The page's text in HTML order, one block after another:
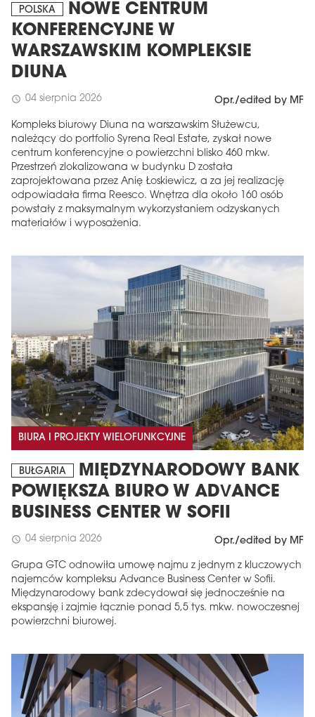
POLSKA
NOWE CENTRUM
KONFERENCYJNE W
WARSZAWSKIM KOMPLEKSIE
DIUNA
schedule 04 sierpnia 2026 Opr./edited by MF
Kompleks biurowy Diuna na warszawskim Służewcu,
należący do portfolio Syrena Real Estate, zyskał nowe
centrum konferencyjne o powierzchni blisko 460 mkw.
Przestrzeń zlokalizowana w budynku D została
zaprojektowana przez Anię Łoskiewicz, a za jej realizację
odpowiadała firma Reesco. Wnętrza dla około 160 osób
powstały z maksymalnym wykorzystaniem odzyskanych
materiałów i wyposażenia.
BIURA I PROJEKTY WIELOFUNKCYJNE
BUŁGARIA
MIĘDZYNARODOWY BANK
POWIĘKSZA BIURO W ADVANCE
BUSINESS CENTER W SOFII
schedule 04 sierpnia 2026 Opr./edited by MF
Grupa GTC odnowiła umowę najmu z jednym z kluczowych
najemców kompleksu Advance Business Center w Sofii.
Międzynarodowy bank zdecydował się jednocześnie na
ekspansję i zajmie łącznie ponad 5,5 tys. mkw. nowoczesnej
powierzchni biurowej.